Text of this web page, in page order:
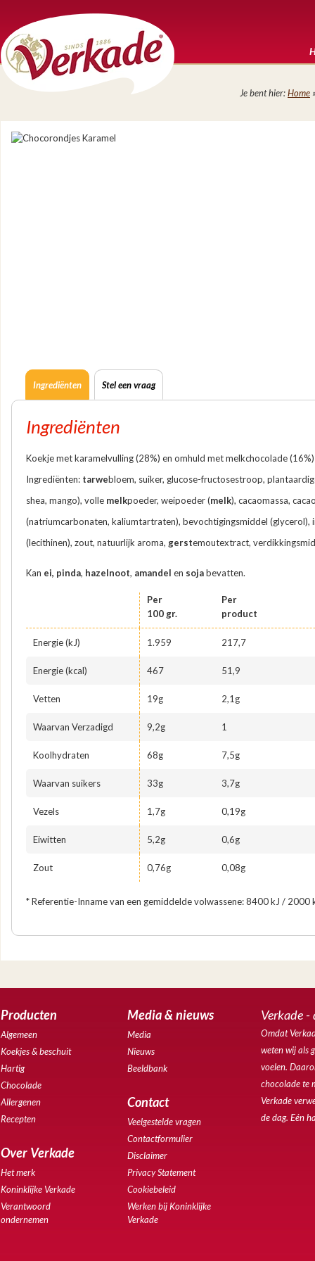
Je bent hier:Home
Ingrediënten Stel een vraag
Ingrediënten
Koekje met karamelvulling (28%) en omhuld met melkchocolade (16%)
Ingrediënten: tarwebloem, suiker, glucose-fructosestroop,
shea, mango), volle melkpoeder, weipoeder (melk), cacaomassa,
(natriumcarbonaten, kaliumtartraten), bevochtigingsmiddel
(lecithinen), zout, natuurlijk aroma, gerstemoutextract,
Kan ei, pinda, hazelnoot, amandel en sojabevatten.
Per
100 gr.
Per
product
Energie (kJ) 1.959 217,7
Energie (kcal) 467 51,9
Vetten 19g 2,1g
Waarvan Verzadigd 9,2g 1
Koolhydraten 68g 7,5g
Waarvan suikers 33g 3,7g
Vezels 1,7g 0,19g
Eiwitten 5,2g 0,6g
Zout 0,76g 0,08g
* Referentie-Inname van een gemiddelde volwassene: 8400 kJ / 2000
Producten
Algemeen
Koekjes & beschuit
Hartig
Chocolade
Allergenen
Recepten
Over Verkade
Het merk
Koninklijke Verkade
Verantwoord
ondernemen
Media & nieuws
Media
Nieuws
Beeldbank
Contact
Veelgestelde vragen
Contactformulier
Disclaimer
Privacy Statement
Cookiebeleid
Werken bij Koninklijke
Verkade
Verkade -
Omdat
weten wij als
voelen.
chocolade te
Verkade
de dag. Eén